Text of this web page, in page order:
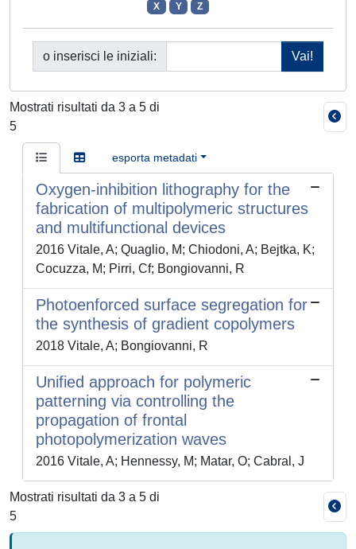
X
Y Z
o inserisci le iniziali:
Mostrati risultati da 3 a 5 di
5
esporta metadati
Oxygen-inhibition lithography for the
fabrication of multipolymeric structures
and multifunctional devices
2016 Vitale, A; Quaglio, M; Chiodoni, A; Bejtka, K;
Cocuzza, M; Pirri, Cf; Bongiovanni, R
Photoenforced surface segregation for
the synthesis of gradient copolymers
2018 Vitale, A; Bongiovanni, R
Unified approach for polymeric
patterning via controlling the
propagation of frontal
photopolymerization waves
2016 Vitale, A; Hennessy, M; Matar, O; Cabral, J
Mostrati risultati da 3 a 5 di
5